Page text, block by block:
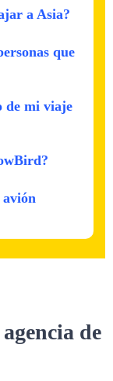
a Asia?
que
de mi viaje
avión
de